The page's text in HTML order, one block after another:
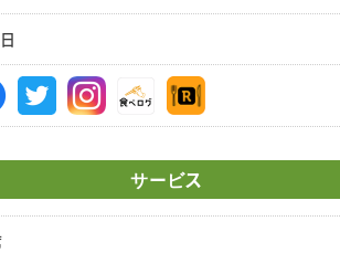
公式
Twit
公式
Inst
m
食べ
ログ
Rett
y
サービス